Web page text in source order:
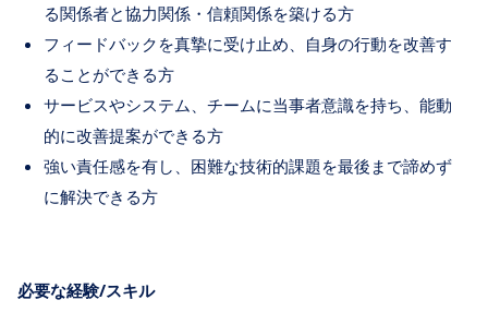
る関係者と協力関係・信頼関係を築ける方
フィードバックを真摯に受け止め、自身の行動を改善す
ることができる方
サービスやシステム、チームに当事者意識を持ち、能動
的に改善提案ができる方
強い責任感を有し、困難な技術的課題を最後まで諦めず
に解決できる方
必要な経験/スキル